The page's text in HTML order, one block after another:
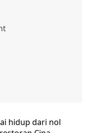
hidup dari nol